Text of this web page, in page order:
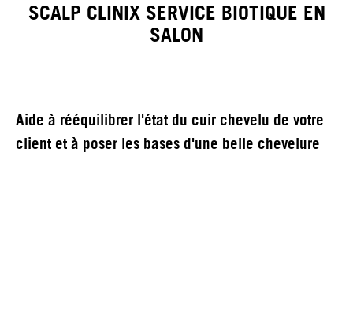
SCALP CLINIX SERVICE BIOTIQUE EN
SALON
Aide à rééquilibrer l'état du cuir chevelu de votre
client et à poser les bases d'une belle chevelure